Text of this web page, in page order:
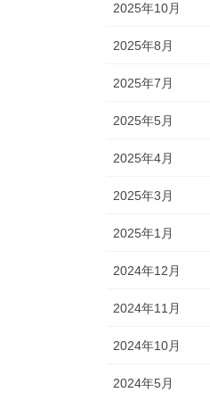
2025年10月
2025年8月
2025年7月
2025年5月
2025年4月
2025年3月
2025年1月
2024年12月
2024年11月
2024年10月
2024年5月